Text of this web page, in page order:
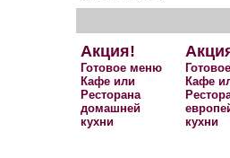
Акция!
Готовое меню
Кафе или
Ресторана
домашней
кухни
Кафе
кухни